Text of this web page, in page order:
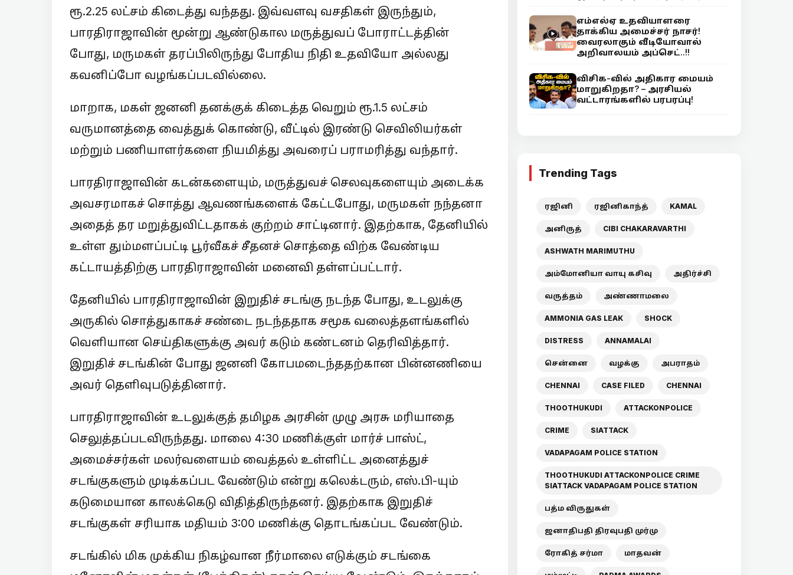
ரூ.2.25 லட்சம் கிடைத்து வந்தது. இவ்வளவு வசதிகள் இருந்தும்,
பாரதிராஜாவின் மூன்று ஆண்டுகால மருத்துவப் போராட்டத்தின்
போது, மருமகள் தரப்பிலிருந்து போதிய நிதி உதவியோ அல்லது
கவனிப்போ வழங்கப்படவில்லை.
மாறாக, மகள் ஜனனி தனக்குக் கிடைத்த வெறும் ரூ.1.5 லட்சம்
வருமானத்தை வைத்துக் கொண்டு, வீட்டில் இரண்டு செவிலியர்கள்
மற்றும் பணியாளர்களை நியமித்து அவரைப் பராமரித்து வந்தார்.
பாரதிராஜாவின் கடன்களையும், மருத்துவச் செலவுகளையும் அடைக்க
அவசரமாகச் சொத்து ஆவணங்களைக் கேட்டபோது, மருமகள் நந்தனா
அதைத் தர மறுத்துவிட்டதாகக் குற்றம் சாட்டினார். இதற்காக, தேனியில்
உள்ள தும்மளப்பட்டி பூர்வீகச் சீதனச் சொத்தை விற்க வேண்டிய
கட்டாயத்திற்கு பாரதிராஜாவின் மனைவி தள்ளப்பட்டார்.
தேனியில் பாரதிராஜாவின் இறுதிச் சடங்கு நடந்த போது, உடலுக்கு
அருகில் சொத்துகாகச் சண்டை நடந்ததாக சமூக வலைத்தளங்களில்
வெளியான செய்திகளுக்கு அவர் கடும் கண்டனம் தெரிவித்தார்.
இறுதிச் சடங்கின் போது ஜனனி கோபமடைந்ததற்கான பின்னணியை
அவர் தெளிவுபடுத்தினார்.
பாரதிராஜாவின் உடலுக்குத் தமிழக அரசின் முழு அரசு மரியாதை
செலுத்தப்படவிருந்தது. மாலை 4:30 மணிக்குள் மார்ச் பாஸ்ட்,
அமைச்சர்கள் மலர்வளையம் வைத்தல் உள்ளிட்ட அனைத்துச்
சடங்குகளும் முடிக்கப்பட வேண்டும் என்று கலெக்டரும், எஸ்.பி-யும்
கடுமையான காலக்கெடு விதித்திருந்தனர். இதற்காக இறுதிச்
சடங்குகள் சரியாக மதியம் 3:00 மணிக்கு தொடங்கப்பட வேண்டும்.
சடங்கில் மிக முக்கிய நிகழ்வான நீர்மாலை எடுக்கும் சடங்கை
எம்எல்ஏ உதவியாளரை
தாக்கிய அமைச்சர் நாசர்!
வைரலாகும் வீடியோவால்
அறிவாலயம் அப்செட்..!!
விசிக-வில் அதிகார மையம்
மாறுகிறதா? – அரசியல்
வட்டாரங்களில் பரபரப்பு!
Trending Tags
ரஜினி ரஜினிகாந்த் KAMAL
அனிருத் CIBI CHAKARAVARTHI
ASHWATH MARIMUTHU
அம்மோனியா வாயு கசிவு அதிர்ச்சி
வருத்தம் அண்ணாமலை
AMMONIA GAS LEAK SHOCK
DISTRESS ANNAMALAI
சென்னை வழக்கு அபராதம்
CHENNAI CASE FILED CHENNAI
THOOTHUKUDI ATTACKONPOLICE
CRIME SIATTACK
VADAPAGAM POLICE STATION
THOOTHUKUDI ATTACKONPOLICE CRIME
SIATTACK VADAPAGAM POLICE STATION
பத்ம விருதுகள்
ஜனாதிபதி திரவுபதி முர்மு
ரோகித் சர்மா மாதவன்